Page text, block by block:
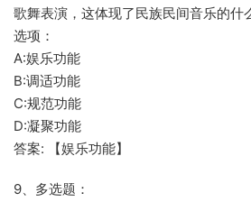
歌舞表演，这体现了民族民间音乐的什
选项：
A:娱乐功能
B:调适功能
C:规范功能
D:凝聚功能
答案: 【娱乐功能】
9、多选题：